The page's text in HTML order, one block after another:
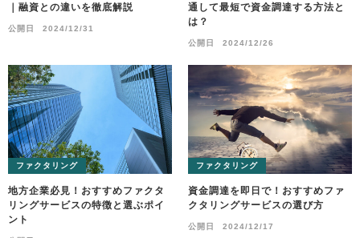
｜融資との違いを徹底解説
公開日 2024/12/31
通して最短で資金調達する方法と
は？
公開日 2024/12/26
ファクタリング
地方企業必見！おすすめファクタ
リングサービスの特徴と選ぶポイ
ント
ファクタリング
資金調達を即日で！おすすめファ
クタリングサービスの選び方
公開日 2024/12/17